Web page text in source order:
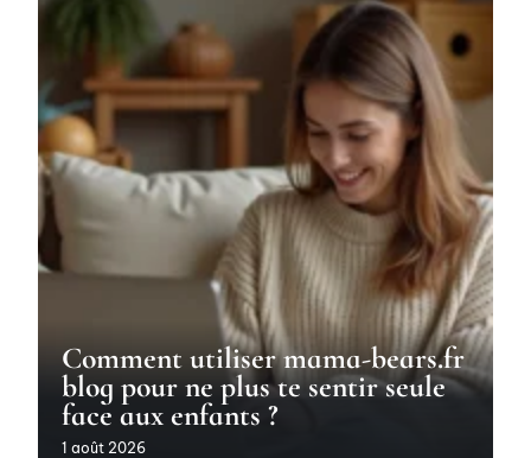
Comment utiliser mama-bears.fr
blog pour ne plus te sentir seule
face aux enfants ?
1 août 2026